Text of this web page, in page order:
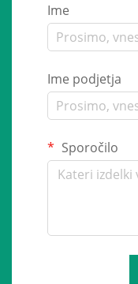
Ime
Ime podjetja
Sporočilo